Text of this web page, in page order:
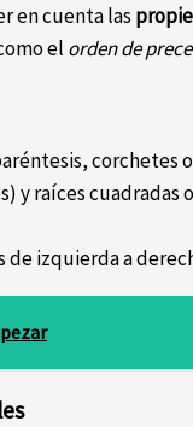
en cuenta las
el orden de
corchetes
y raíces cuadradas
de izquierda a